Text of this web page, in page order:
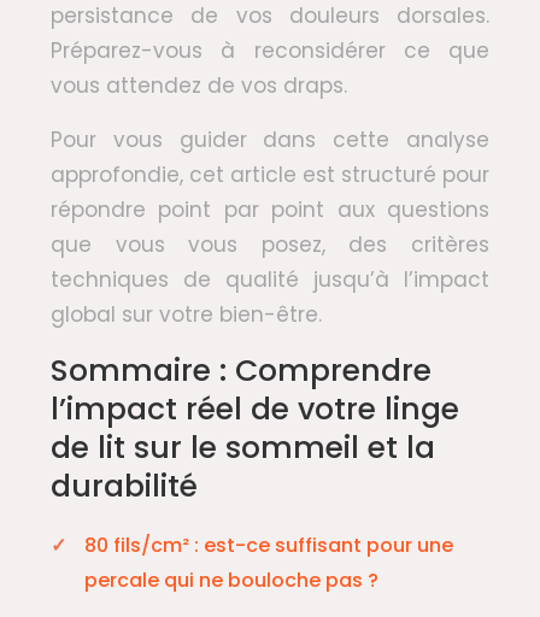
persistance de vos douleurs dorsales.
Préparez-vous à reconsidérer ce que
vous attendez de vos draps.
Pour vous guider dans cette analyse
approfondie, cet article est structuré pour
répondre point par point aux questions
que vous vous posez, des critères
techniques de qualité jusqu’à l’impact
global sur votre bien-être.
Sommaire : Comprendre
l’impact réel de votre linge
de lit sur le sommeil et la
durabilité
80 fils/cm² : est-ce suffisant pour une
percale qui ne bouloche pas ?